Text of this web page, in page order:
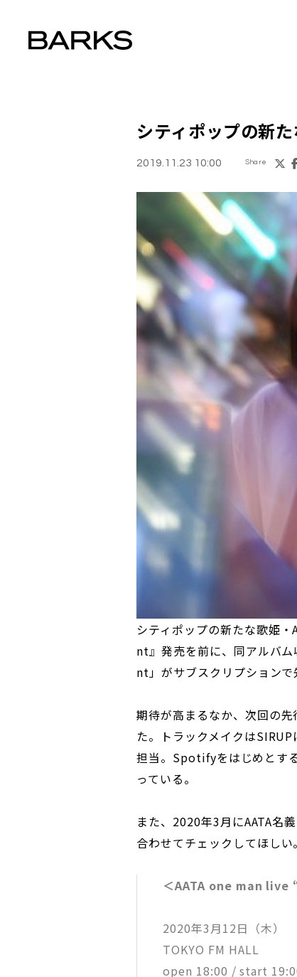
シティポップの新た
2019.11.23 10:00 Share
シティポップの新たな歌姫
nt』発売を前に、同アルバ
nt」がサブスクリプションで
期待が高まるなか、次回の
た。トラックメイクは
担当。Spotifyをはじめとす
っている。
また、2020年3月にAATA名
合わせてチェックしてほしい。
＜AATA one man live
2020年3月12日（木）
TOKYO FM HALL
open 18:00 / start